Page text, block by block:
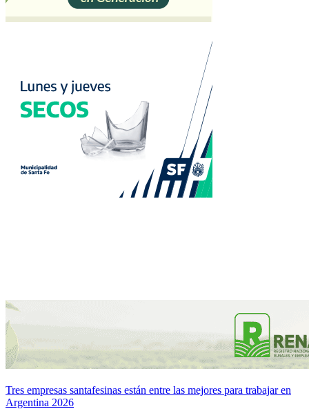
Tres empresas santafesinas están entre las mejores para trabajar en
Argentina 2026